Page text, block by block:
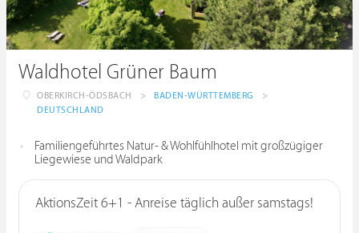
Waldhotel Grüner Baum
OBERKIRCH-ÖDSBACH > BADEN-WÜRTTEMBERG
>
DEUTSCHLAND
Familiengeführtes Natur- & Wohlfühlhotel mit großzügiger
Liegewiese und Waldpark
AktionsZeit 6+1 - Anreise täglich außer samstags!